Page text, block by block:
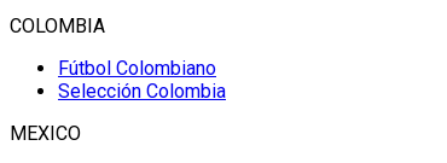
COLOMBIA
Fútbol Colombiano
Selección Colombia
MEXICO